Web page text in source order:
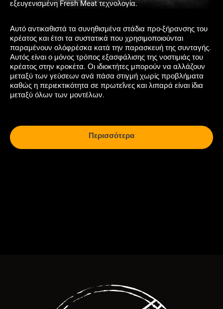
εξευγενισμένη Fresh Meat τεχνολογία.
Αυτό αντικαθιστά τα συνηθισμένα στάδια προ-ξήρανσης του
κρέατος και έτσι τα συστατικά που χρησιμοποιούνται
παραμένουν ολόφρέσκα κατά την παρασκευή της συνταγής.
Αυτός είναι ο μόνος τρόπος εξασφάλισης της νοστιμιάς του
κρέατος στην κροκέτα. Οι ιδιοκτήτες μπορούν να αλλάζουν
μεταξύ των γεύσεων ανά πάσα στιγμή χωρίς προβλήματα
καθώς η περιεκτικότητα σε πρωτεΐνες και λιπαρά είναι ίδια
μεταξύ όλων των μοντέλων.
Περισσότερα